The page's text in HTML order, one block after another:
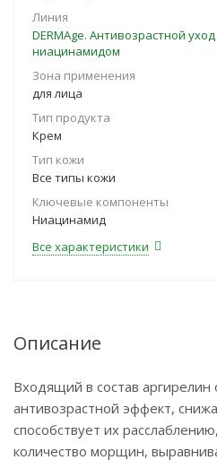
Линия
DERMAge. Антивозрастной
ниацинамидом
Зона применения
для лица
Тип продукта
Крем
Тип кожи
Все типы кожи
Ключевые компоненты
Ниацинамид
Все характеристики
Описание
Входящий в состав
антивозрастной эффект,
способствует их
количество морщин,